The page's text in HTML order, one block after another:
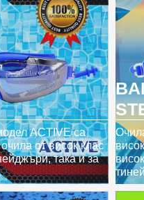
ACTIVE са
от висок клас
така и за